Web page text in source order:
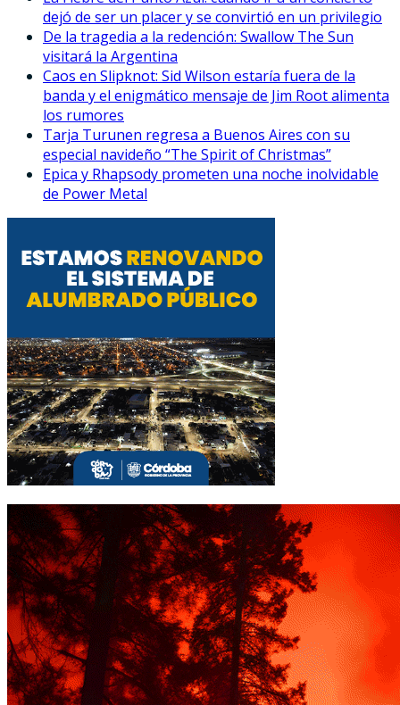
dejó de ser un placer y se convirtió en un privilegio
De la tragedia a la redención: Swallow The Sun
visitará la Argentina
Caos en Slipknot: Sid Wilson estaría fuera de la
banda y el enigmático mensaje de Jim Root alimenta
los rumores
Tarja Turunen regresa a Buenos Aires con su
especial navideño “The Spirit of Christmas”
Epica y Rhapsody prometen una noche inolvidable
de Power Metal